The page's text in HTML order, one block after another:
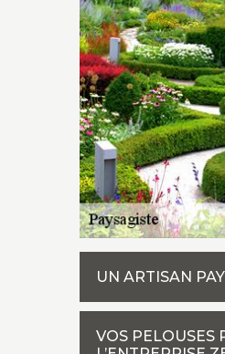
UN ARTISAN
VOS PELOUSES